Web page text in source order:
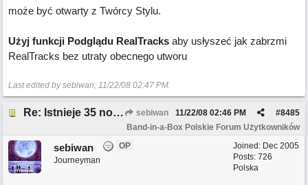
może być otwarty z Twórcy Stylu.
Użyj funkcji Podglądu RealTracks aby usłyszeć jak zabrzmi
RealTracks bez utraty obecnego utworu
Last edited by sebiwan; 11/22/08 02:47 PM.
Re: Istnieje 35 nowych funkcji w BB 2008.5 sebiwan #8485
11/22/08 02:46 PM
Band-in-a-Box Polskie Forum Użytkowników
Joined: Dec 2005
Posts: 726
Polska
sebiwan
OP
Journeyman